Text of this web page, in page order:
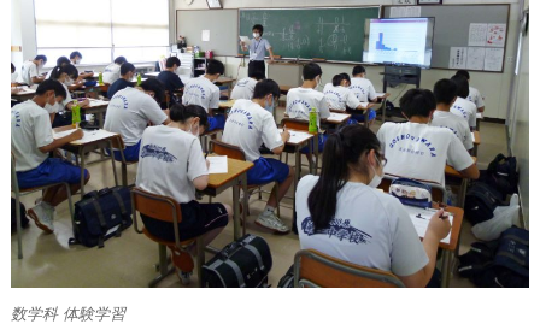
中学生体験学習の様子
数学科 体験学習